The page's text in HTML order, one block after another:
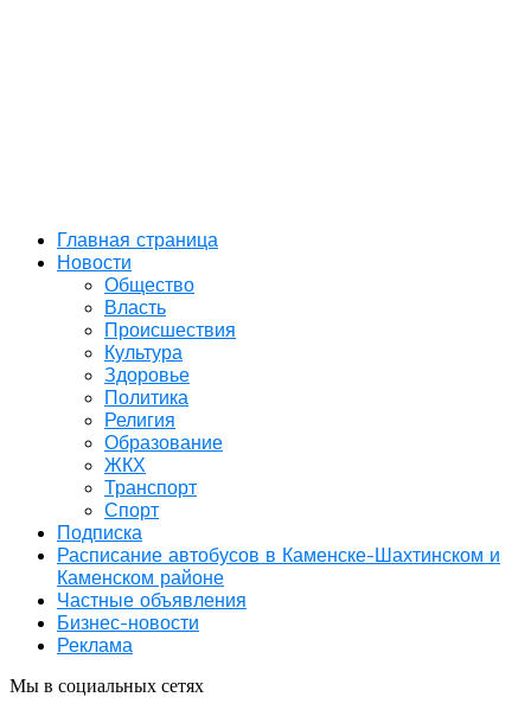
Главная страница
Новости
Общество
Власть
Происшествия
Культура
Здоровье
Политика
Религия
Образование
ЖКХ
Транспорт
Спорт
Подписка
Расписание автобусов в Каменске-Шахтинском и
Каменском районе
Частные объявления
Бизнес-новости
Реклама
Мы в социальных сетях